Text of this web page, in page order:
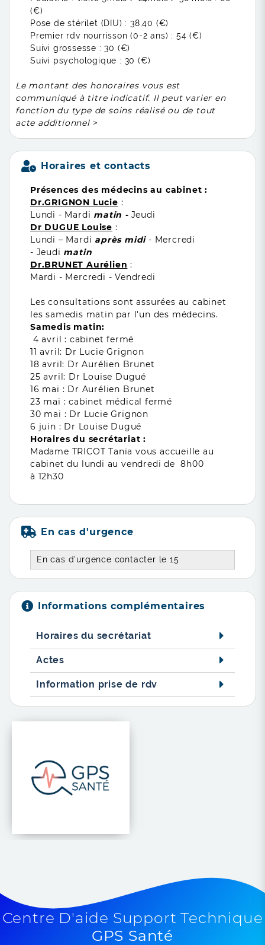
(€)
Pose de stérilet (DIU) :38,40 (€)
Premier rdv nourrisson (0-2 ans) :54 (€)
Suivi grossesse :30 (€)
Suivi psychologique : 30 (€)
Le montant des honoraires vous est
communiqué à titre indicatif. Il peut varier en
fonction du type de soins réalisé ou de tout
acte additionnel >
Horaires et contacts
Présences des médecins au cabinet :
Dr.GRIGNON Lucie :
Lundi - Mardi matin - Jeudi
Dr DUGUE Louise :
Lundi – Mardi après midi- Mercredi
- Jeudi matin
Dr.BRUNET Aurélien :
Mardi - Mercredi - Vendredi
Les consultations sont assurées au cabinet
les samedis matin par l'un des médecins.
Samedis matin:
4 avril : cabinet fermé
11 avril: Dr Lucie Grignon
18 avril: Dr Aurélien Brunet
25 avril: Dr Louise Dugué
16 mai : Dr Aurélien Brunet
23 mai : cabinet médical fermé
30 mai : Dr Lucie Grignon
6 juin : Dr Louise Dugué
Horaires du secrétariat :
Madame TRICOT Tania vous accueille au
cabinet du lundi au vendredi de 8h00
à 12h30
En cas d'urgence
En cas d'urgence contacter le 15
Informations complémentaires
Horaires du secrétariat
Actes
Information prise de rdv
Centre D'aide Support Technique
GPS Santé